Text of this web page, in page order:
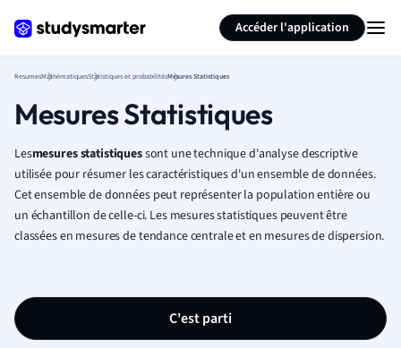
Accéder l'application
ResumesMathématiquesStatistiques et probabilitésMesures Statistiques
Mesures Statistiques
Lesmesuresstatistiquessont une technique d'analyse descriptive
utilisée pour résumer les caractéristiques d'un ensemble de données.
Cet ensemble de données peut représenter la population entière ou
un échantillon de celle-ci. Les mesures statistiques peuvent être
classées en mesures de tendance centrale et en mesures de dispersion.
C'est parti
Résumer la page